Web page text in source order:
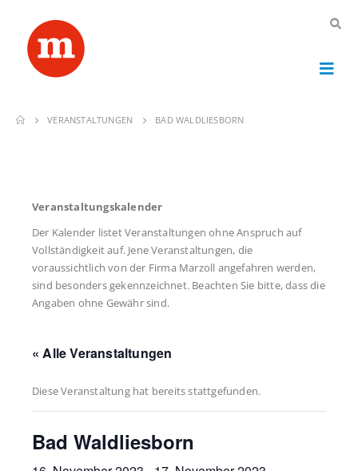
VERANSTALTUNGEN BAD WALDLIESBORN
Veranstaltungskalender
Der Kalender listet Veranstaltungen ohne Anspruch auf
Vollständigkeit auf. Jene Veranstaltungen, die
voraussichtlich von der Firma Marzoll angefahren werden,
sind besonders gekennzeichnet. Beachten Sie bitte, dass die
Angaben ohne Gewähr sind.
« Alle Veranstaltungen
Diese Veranstaltung hat bereits stattgefunden.
Bad Waldliesborn